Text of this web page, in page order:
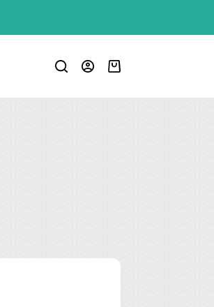
Carro
compra